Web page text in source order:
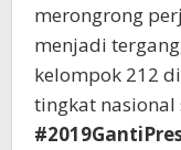
merongrong
menjadi
kelompok 212
tingkat nasional